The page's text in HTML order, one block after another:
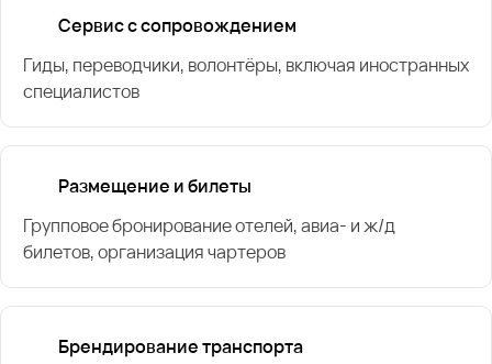
Сервис с сопровождением
Гиды, переводчики, волонтёры, включая иностранных
специалистов
Размещение и билеты
Групповое бронирование отелей, авиа- и ж/д
билетов, организация чартеров
Брендирование транспорта